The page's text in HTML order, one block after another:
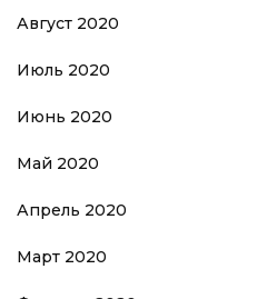
Август 2020
Июль 2020
Июнь 2020
Май 2020
Апрель 2020
Март 2020